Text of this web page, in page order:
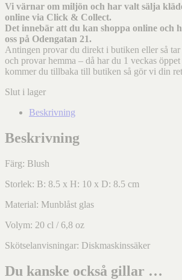
Vi värnar om miljön och har valt sälja
online via Click & Collect.
Det innebär att du kan shoppa online och
oss på Odengatan 21.
Antingen provar du direkt i butiken eller så
och provar hemma – då har du 1 veckas
kommer du tillbaka till butiken så gör vi din
Slut i lager
Beskrivning
Beskrivning
Färg: Blush
Storlek: B: 8.5 x H: 10 x D: 8.5 cm
Material: Munblåst glas
Volym: 20 cl / 6,8 oz
Skötselanvisningar: Diskmaskinssäker
Du kanske också gillar …